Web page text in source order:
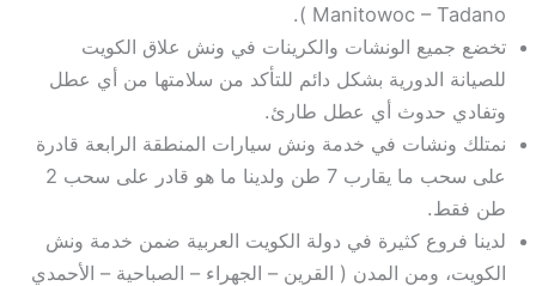
Manitowoc – Tadano ).
تخضع جميع الونشات والكرينات في ونش علاق الكويت
للصيانة الدورية بشكل دائم للتأكد من سلامتها من أي عطل
وتفادي حدوث أي عطل طارئ.
نمتلك ونشات في خدمة ونش سيارات المنطقة الرابعة قادرة
على سحب ما يقارب 7 طن ولدينا ما هو قادر على سحب 2
طن فقط.
لدينا فروع كثيرة في دولة الكويت العربية ضمن خدمة ونش
الكويت، ومن المدن ( القرين – الجهراء – الصباحية – الأحمدي